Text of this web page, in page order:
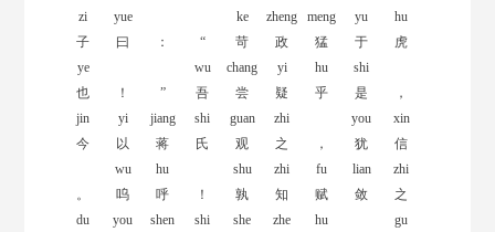
zi
子
yue
曰
： “
ke
苛
zheng
政
meng
猛
yu
于
hu
虎
ye
也
！ ”
wu
吾
chang
尝
yi
疑
hu
乎
shi
是
，
jin
今
yi
以
jiang
蒋
shi
氏
guan
观
zhi
之
，
you
犹
xin
信
。
wu
呜
hu
呼
！
shu
孰
zhi
知
fu
赋
lian
敛
zhi
之
du
you shen shi she zhe hu gu